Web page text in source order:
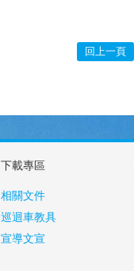
回上一頁
下載專區
相關文件
巡迴車教具
宣導文宣